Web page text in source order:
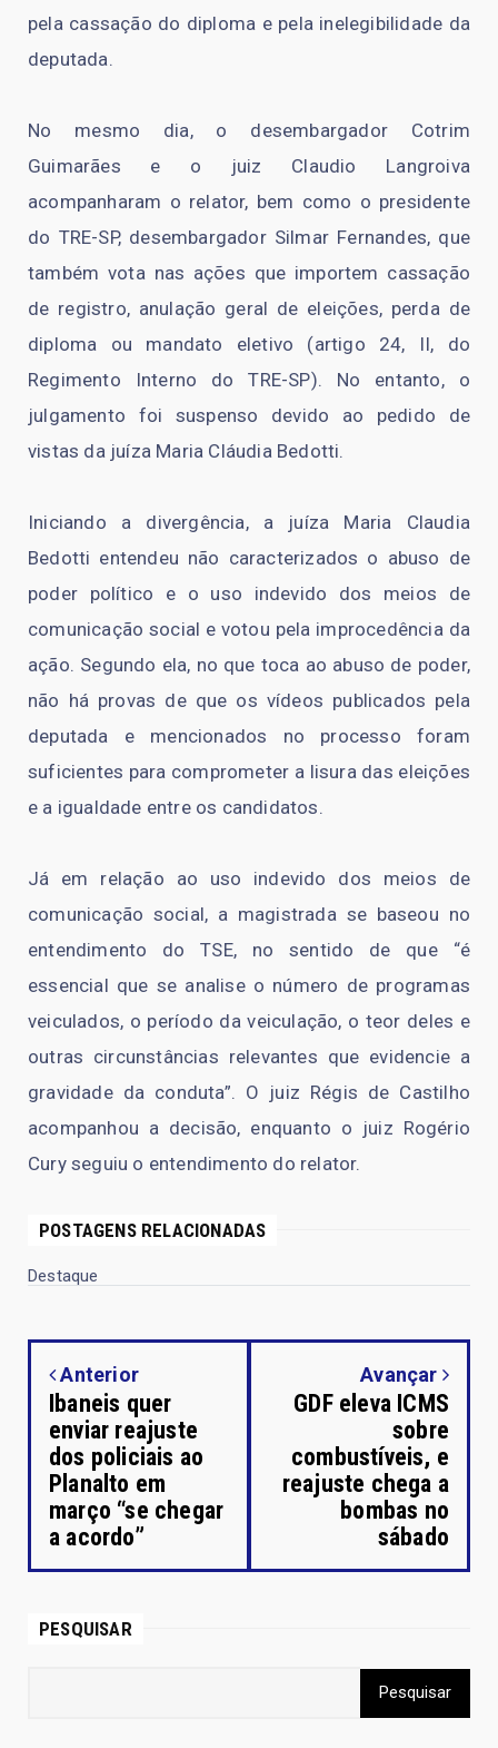
pela cassação do diploma e pela inelegibilidade da
deputada.
No mesmo dia, o desembargador Cotrim
Guimarães e o juiz Claudio Langroiva
acompanharam o relator, bem como o presidente
do TRE-SP, desembargador Silmar Fernandes, que
também vota nas ações que importem cassação
de registro, anulação geral de eleições, perda de
diploma ou mandato eletivo (artigo 24, II, do
Regimento Interno do TRE-SP). No entanto, o
julgamento foi suspenso devido ao pedido de
vistas da juíza Maria Cláudia Bedotti.
Iniciando a divergência, a juíza Maria Claudia
Bedotti entendeu não caracterizados o abuso de
poder político e o uso indevido dos meios de
comunicação social e votou pela improcedência da
ação. Segundo ela, no que toca ao abuso de poder,
não há provas de que os vídeos publicados pela
deputada e mencionados no processo foram
suficientes para comprometer a lisura das eleições
e a igualdade entre os candidatos.
Já em relação ao uso indevido dos meios de
comunicação social, a magistrada se baseou no
entendimento do TSE, no sentido de que “é
essencial que se analise o número de programas
veiculados, o período da veiculação, o teor deles e
outras circunstâncias relevantes que evidencie a
gravidade da conduta”. O juiz Régis de Castilho
acompanhou a decisão, enquanto o juiz Rogério
Cury seguiu o entendimento do relator.
POSTAGENS RELACIONADAS
Destaque
Anterior
Ibaneis quer
enviar reajuste
dos policiais ao
Planalto em
março “se chegar
a acordo”
Avançar
GDF eleva ICMS
sobre
combustíveis, e
reajuste chega a
bombas no
sábado
PESQUISAR